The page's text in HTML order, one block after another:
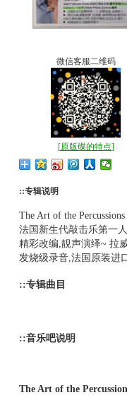
微信客服二维码
[原版碟的特点]
::专辑说明
The Art of the
法国新生代敲击乐第一
精彩改编,靚声演绎~ 拉
发烧级录音,法国原装进
::专辑曲目
::音乐吧说明
The Art of the